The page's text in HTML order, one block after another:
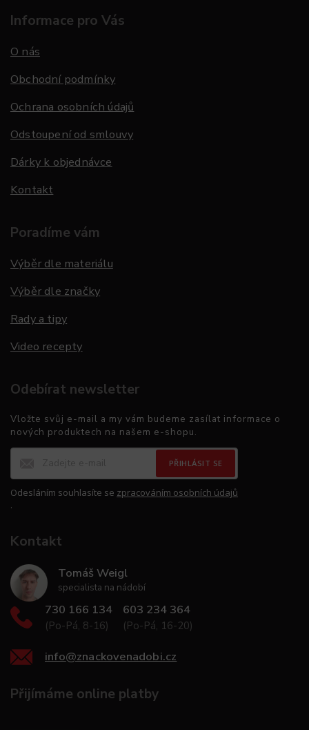
Informace pro Vás
O nás
Obchodní podmínky
Ochrana osobních údajů
Odstoupení od smlouvy
Dárky k objednávce
Kontakt
Poradíme vám
Výběr dle materiálu
Výběr dle značky
Rady a tipy
Video recepty
Odebírat newsletter
Vložte svůj e-mail a my vám budeme zasílat informace o
nových produktech na našem e-shopu.
PŘIHLÁSIT SE
Odesláním souhlasíte se zpracováním osobních údajů
.
Kontakt
Tomáš Weigl
specialista na nádobí
730 166 134
(Po-Pá, 8-16)
603 234 364
(Po-Pá, 16-20)
info@znackovenadobi.cz
Přijímáme online platby